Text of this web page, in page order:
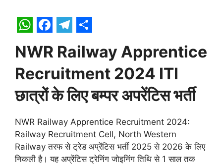
W
h
a
t
s
A
p
p
F
a
c
e
b
o
o
k
T
e
l
e
g
r
a
m
S
h
a
r
e
NWR Railway Apprentice
Recruitment 2024 ITI
छात्रों के लिए बम्पर अपरेंटिस भर्ती
NWR Railway Apprentice Recruitment 2024:
Railway Recruitment Cell, North Western
Railway तरफ से ट्रेड अप्रेंटिस भर्ती 2025 से 2026 के लिए
निकली है। यह अप्रेंटिस ट्रेनिंग जोइनिंग तिथि से 1 साल तक